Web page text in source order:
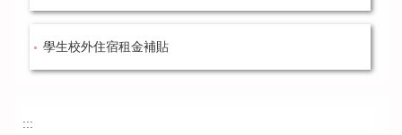
學生校外住宿租金補貼
:::